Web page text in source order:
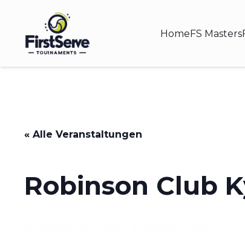
HomeFS Masters
« Alle Veranstaltungen
Robinson Club